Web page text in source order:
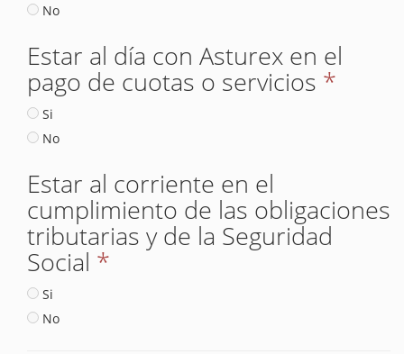
No
Estar al día con Asturex en el
pago de cuotas o servicios *
Si
No
Estar al corriente en el
cumplimiento de las obligaciones
tributarias y de la Seguridad
Social *
Si
No